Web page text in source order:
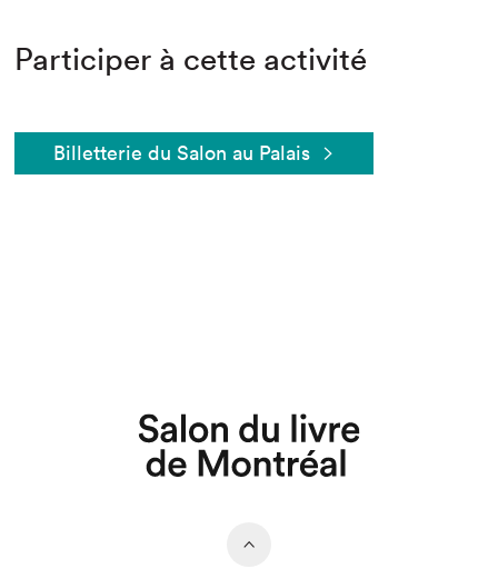
Participer à cette activité
Billetterie du Salon au Palais